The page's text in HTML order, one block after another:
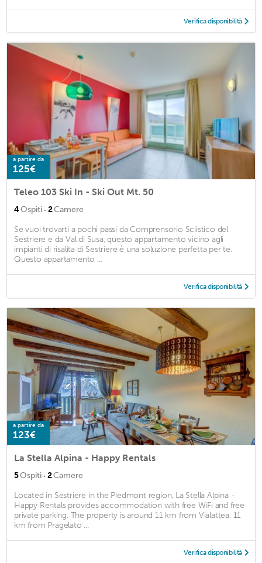
Verifica disponibilità
a partire da
125€
Teleo 103 Ski In - Ski Out Mt. 50
4Ospiti · 2Camere
Se vuoi trovarti a pochi passi da Comprensorio Sciistico del
Sestriere e da Val di Susa, questo appartamento vicino agli
impianti di risalita di Sestriere è una soluzione perfetta per te.
Questo appartamento ...
Verifica disponibilità
a partire da
123€
La Stella Alpina - Happy Rentals
5Ospiti · 2Camere
Located in Sestriere in the Piedmont region, La Stella Alpina -
Happy Rentals provides accommodation with free WiFi and free
private parking. The property is around 11 km from Vialattea, 11
km from Pragelato ...
Verifica disponibilità